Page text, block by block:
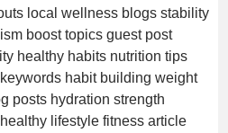
local wellness blogs stability
boost topics guest post
healthy habits nutrition tips
habit building weight
posts hydration strength
lifestyle fitness article